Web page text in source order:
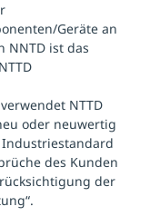
Geräte an
NNTD ist das
NTTD
oder neuwertig
des Kunden
der